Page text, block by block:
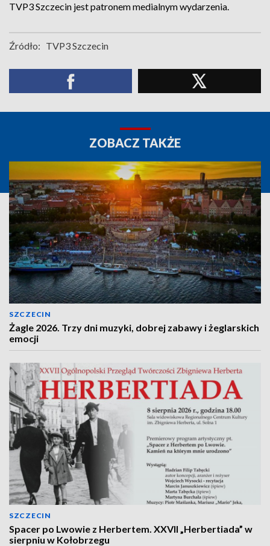
TVP3 Szczecin jest patronem medialnym wydarzenia.
Źródło: TVP3 Szczecin
ZOBACZ TAKŻE
SZCZECIN
Żagle 2026. Trzy dni muzyki, dobrej zabawy i żeglarskich
emocji
SZCZECIN
Spacer po Lwowie z Herbertem. XXVII „Herbertiada” w
sierpniu w Kołobrzegu